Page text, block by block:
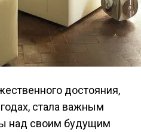
достояния,
стала важным
над своим будущим